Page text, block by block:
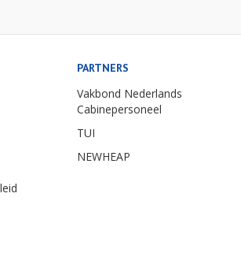
PARTNERS
Vakbond Nederlands
Cabinepersoneel
TUI
NEWHEAP